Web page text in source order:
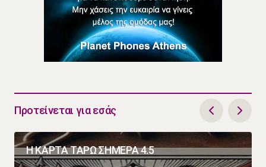
Προτείνεται για εσάς
Η ΚΑΡΤΑ ΤΑΡΩ ΣΗΜΕΡΑ 4.5